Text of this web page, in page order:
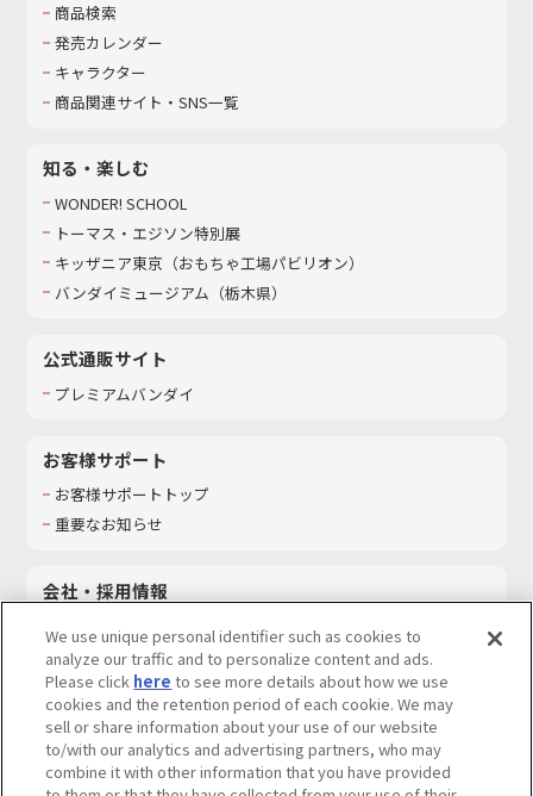
商品検索
発売カレンダー
キャラクター
商品関連サイト・SNS一覧
知る・楽しむ
WONDER! SCHOOL
トーマス・エジソン特別展
キッザニア東京（おもちゃ工場パビリオン）​
バンダイミュージアム（栃木県）
公式通販サイト
プレミアムバンダイ
お客様サポート
お客様サポートトップ
重要なお知らせ
会社・採用情報
採用情報
サステナビリティ
お問い合わせ
We use unique personal identifier such as cookies to
analyze our traffic and to personalize content and ads.
Please click here to see more details about how we use
cookies and the retention period of each cookie. We may
sell or share information about your use of our website
to/with our analytics and advertising partners, who may
combine it with other information that you have provided